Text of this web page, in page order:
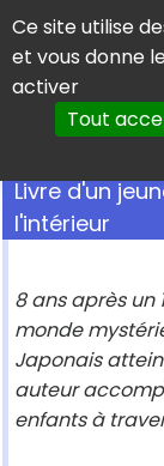
Panneau de
Ce site utilise
et vous donne
activer
Tout
Livre d'un
l'intérieur
8 ans après un
monde
Japonais
auteur
enfants à